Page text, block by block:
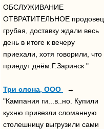
ОБСЛУЖИВАНИЕ
ОТВРАТИТЕЛЬНОЕ продовец
грубая, доставку ждали весь
день в итоге к вечеру
приехали, хотя говорили, что
приедут днём.Г.Заринск "
Три слона, ООО
→
"Кампания ги...в..но. Купили
кухню привезли сломанную
столешницу выгрузили сами